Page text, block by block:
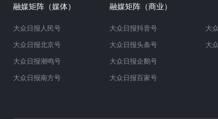
融媒矩阵（媒体）
大众日报人民号
大众日报北京号
大众日报潮鸣号
大众日报南方号
融媒矩阵（商业）
大众日报抖音号
大众日报头条号
大众日报企鹅号
大众日报百家号
大
大